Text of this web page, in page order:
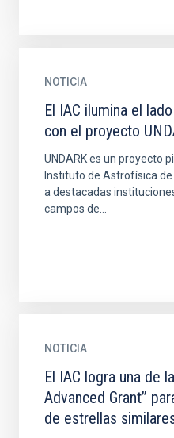
NOTICIA
El IAC ilumina el
con el proyecto
UNDARK es un proyecto
Instituto de Astrofísica
a destacadas
campos de...
NOTICIA
El IAC logra una de
Advanced Grant”
de estrellas